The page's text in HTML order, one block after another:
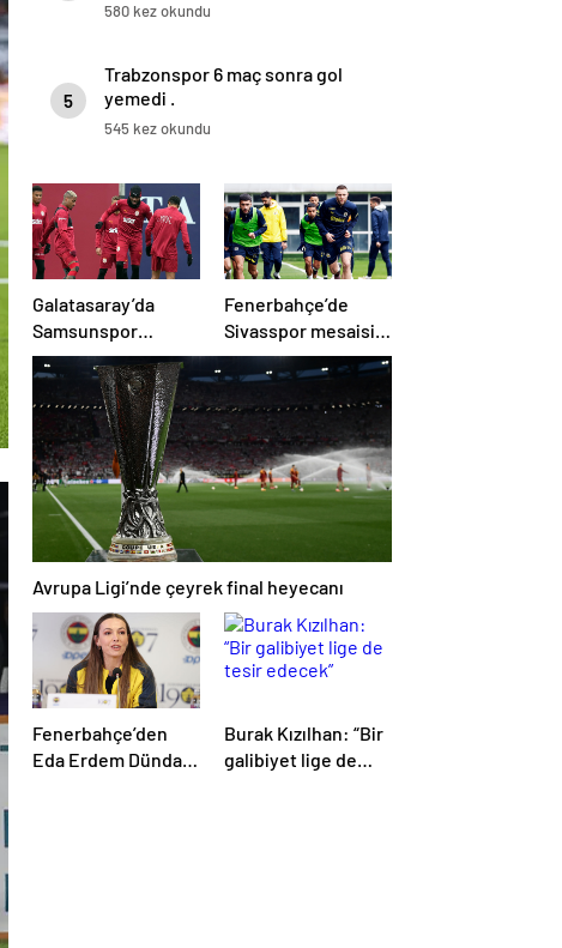
580 kez okundu
5
Trabzonspor 6 maç sonra gol
yemedi .
545 kez okundu
Galatasaray’da
Samsunspor
mesaisi!
Fenerbahçe’de
Sivasspor mesaisi
başladı!
Avrupa Ligi’nde çeyrek final heyecanı
Fenerbahçe’den
Eda Erdem Dündar
Burak Kızılhan: “Bir
galibiyet lige de